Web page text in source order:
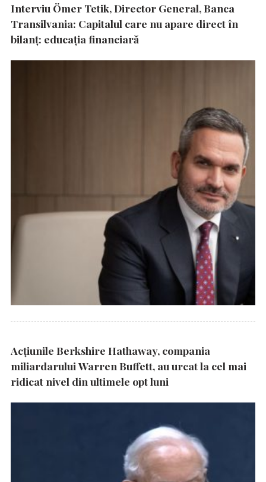
Interviu Ömer Tetik, Director General, Banca
Transilvania: Capitalul care nu apare direct în
bilanț: educația financiară
Acțiunile Berkshire Hathaway, compania
miliardarului Warren Buffett, au urcat la cel mai
ridicat nivel din ultimele opt luni